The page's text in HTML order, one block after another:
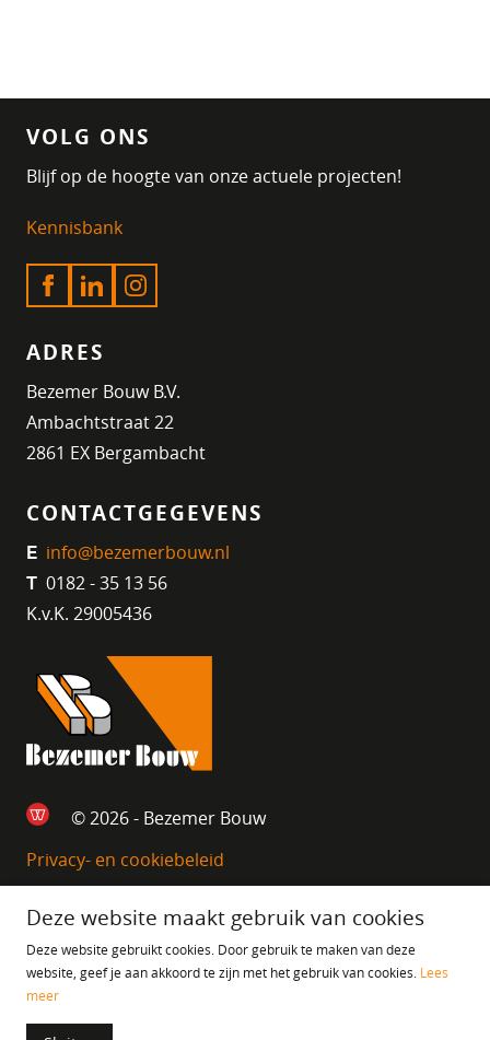
VOLG ONS
Blijf op de hoogte van onze actuele projecten!
Kennisbank
ADRES
Bezemer Bouw B.V.
Ambachtstraat 22
2861 EX Bergambacht
CONTACTGEGEVENS
E info@bezemerbouw.nl
T 0182 - 35 13 56
K.v.K. 29005436
© 2026 - Bezemer Bouw
Privacy- en cookiebeleid
Deze website maakt gebruik van cookies
Deze website gebruikt cookies. Door gebruik te maken van deze
website, geef je aan akkoord te zijn met het gebruik van cookies. Lees
meer